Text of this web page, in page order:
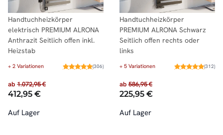
Handtuchheizkörper
elektrisch PREMIUM ALRONA
Anthrazit Seitlich offen inkl.
Heizstab
+ 2 Variationen (306)
ab 1.072,95 €
412,95 €
Auf Lager
Handtuchheizkörper
PREMIUM ALRONA Schwarz
Seitlich offen rechts oder
links
+ 5 Variationen (312)
ab 586,95 €
225,95 €
Auf Lager